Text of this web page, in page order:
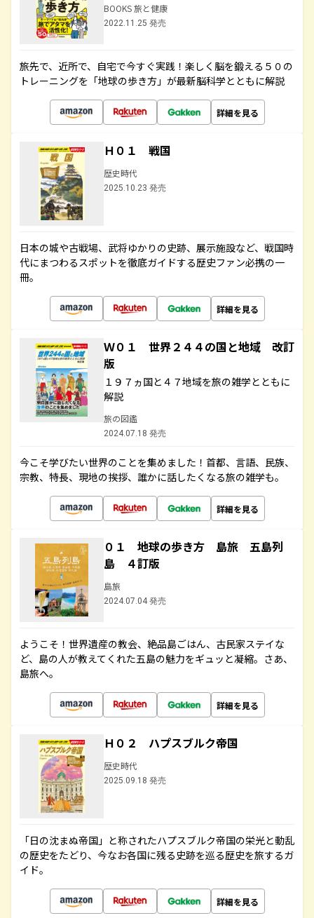
BOOKS 旅と健康
2022.11.25 発売
旅先で、近所で、自宅で今すぐ実践！楽しく脳を鍛える５０の
トレーニングを「地球の歩き方」が最新脳科学とともに解説
詳細を見る
Ｈ０１ 戦国
歴史時代
2025.10.23 発売
日本の城や古戦場、武将ゆかりの史跡、展示施設など、戦国時
代にまつわるスポットを徹底ガイドする歴史ファン必携の一
冊。
詳細を見る
Ｗ０１ 世界２４４の国と地域 改訂
版
１９７ヵ国と４７地域を旅の雑学とともに
解説
旅の図鑑
2024.07.18 発売
今こそ学びたい世界のことを集めました！首都、言語、民族、
宗教、特長、現地の挨拶、誰かに話したくなる旅の雑学も。
詳細を見る
０１ 地球の歩き方 島旅 五島列
島 ４訂版
島旅
2024.07.04 発売
ようこそ！世界遺産の教会、絶品島ごはん、古民家ステイな
ど、島の人が教えてくれた五島の魅力をギュッと凝縮。さあ、
島旅へ。
詳細を見る
Ｈ０２ ハプスブルク帝国
歴史時代
2025.09.18 発売
「日の沈まぬ帝国」と称されたハプスブルク帝国の栄光と動乱
の歴史をたどり、今なお各国に残る史跡を巡る歴史を旅するガ
イド。
詳細を見る